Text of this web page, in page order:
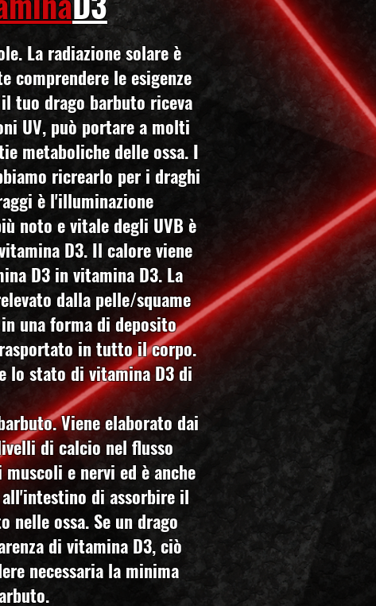
La radiazione solare è
comprendere le esigenze
tuo drago barbuto riceva
UV, può portare a molti
metaboliche delle ossa. I
ricrearlo per i draghi
è l'illuminazione
noto e vitale degli UVB è
D3. Il calore viene
D3 in vitamina D3. La
dalla pelle/squame
una forma di deposito
in tutto il corpo.
lo stato di vitamina D3 di
Viene elaborato dai
di calcio nel flusso
e nervi ed è anche
di assorbire il
ossa. Se un drago
di vitamina D3, ciò
necessaria la minima